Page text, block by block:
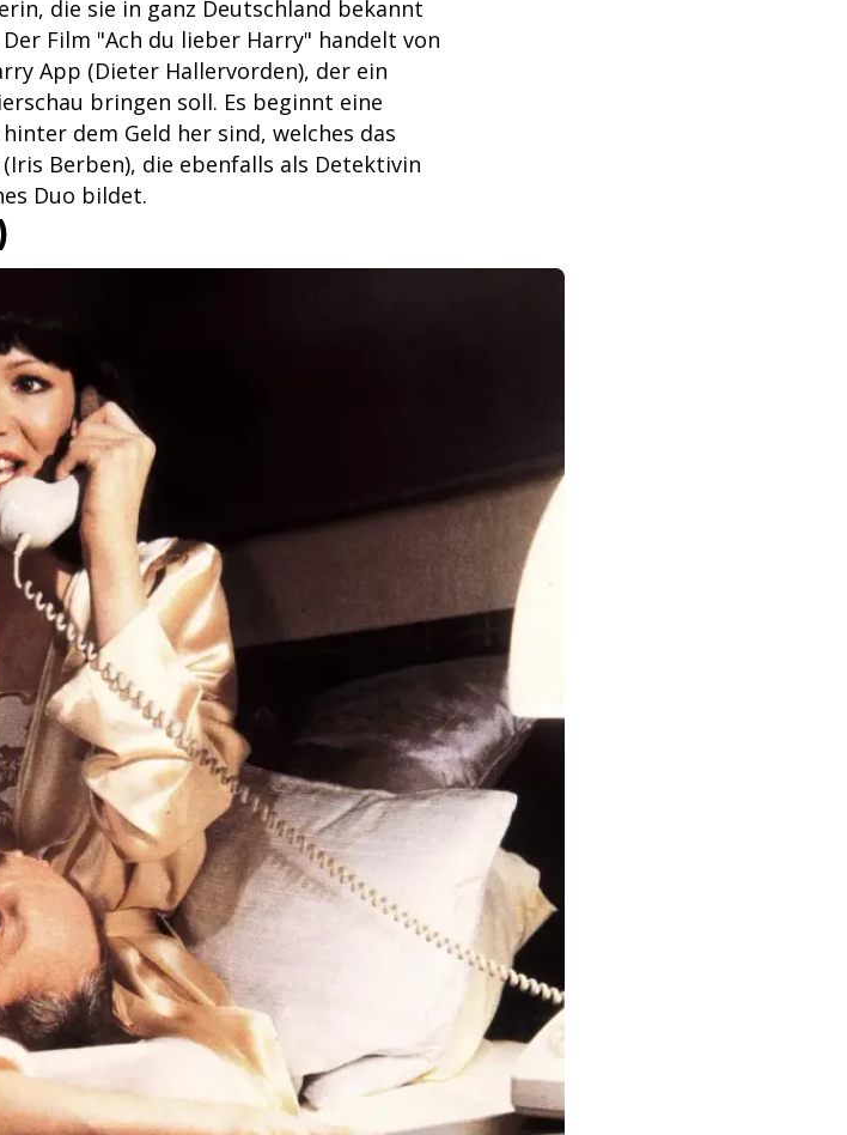
die sie in ganz Deutschland bekannt
Film "Ach du lieber Harry" handelt von
App (Dieter Hallervorden), der ein
bringen soll. Es beginnt eine
dem Geld her sind, welches das
Berben), die ebenfalls als Detektivin
Duo bildet.